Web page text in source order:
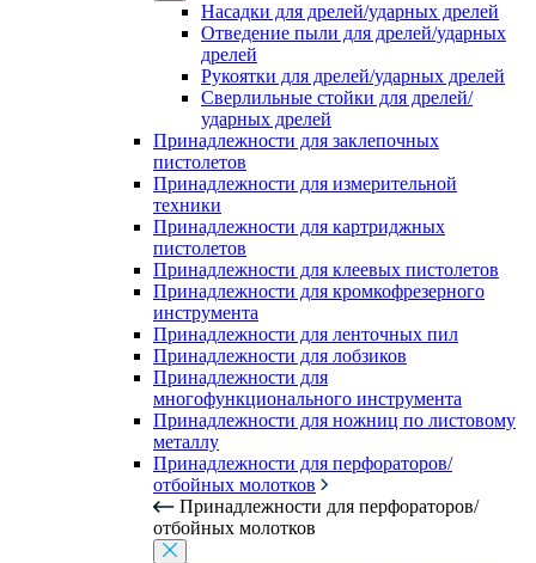
Насадки для дрелей/ударных дрелей
Отведение пыли для дрелей/ударных
дрелей
Рукоятки для дрелей/ударных дрелей
Сверлильные стойки для дрелей/
ударных дрелей
Принадлежности для заклепочных
пистолетов
Принадлежности для измерительной
техники
Принадлежности для картриджных
пистолетов
Принадлежности для клеевых пистолетов
Принадлежности для кромкофрезерного
инструмента
Принадлежности для ленточных пил
Принадлежности для лобзиков
Принадлежности для
многофункционального инструмента
Принадлежности для ножниц по листовому
металлу
Принадлежности для перфораторов/
отбойных молотков
Принадлежности для перфораторов/
отбойных молотков